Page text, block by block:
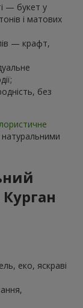
— букет у
і матових
— крафт,
без
натуральними
еко, яскраві